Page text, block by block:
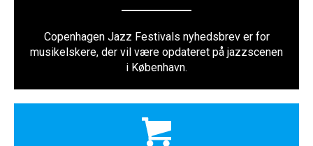
Copenhagen Jazz Festivals nyhedsbrev er for
musikelskere, der vil være opdateret på jazzscenen
i København.